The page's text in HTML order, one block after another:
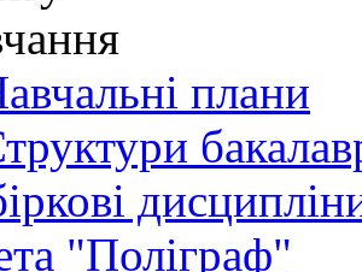
плани
"Поліграф"